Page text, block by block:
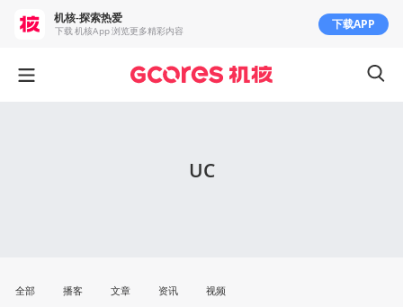
UC
全部 播客 文章 资讯 视频
机核-探索热爱
下载 机核App 浏览更多精彩内容 下载APP